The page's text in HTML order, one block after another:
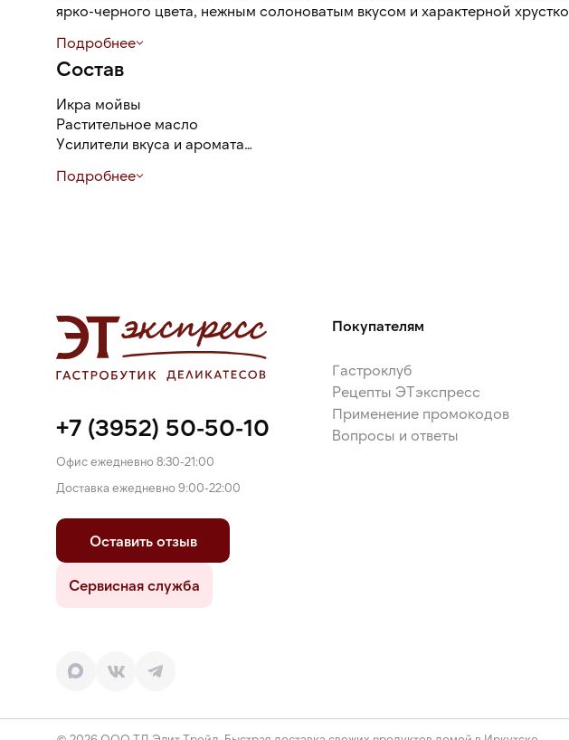
ярко-черного цвета, нежным солоноватым вкусом и характерной
Икра — один из основных компонентов роллов и суши, используется в
для украшения различных блюд, сочетается с рисом, нори, рыбой,
Подробнее
Состав
Икра мойвы
Растительное масло
Усилители вкуса и аромата
Консерванты
Подробнее
+7 (3952) 50-50-10
Офис ежедневно 8:30-21:00
Доставка ежедневно 9:00-22:00
Оставить отзыв
Сервисная служба
Покупателям
Гастроклуб
Рецепты ЭТэкспресс
Применение промокодов
Вопросы и ответы